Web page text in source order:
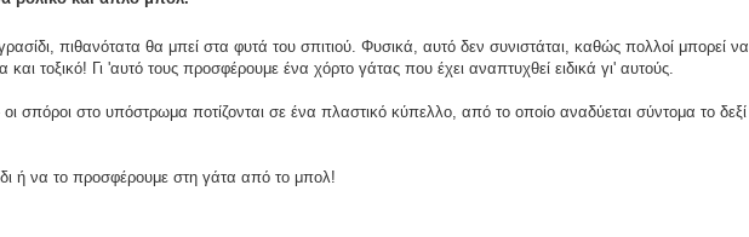
πιθανότατα θα μπεί στα φυτά του σπιτιού. Φυσικά, αυτό δεν συνιστάται, καθώς πολλοί μπορεί να
και τοξικό! Γι 'αυτό τους προσφέρουμε ένα χόρτο γάτας που έχει αναπτυχθεί ειδικά γι' αυτούς.
σπόροι στο υπόστρωμα ποτίζονται σε ένα πλαστικό κύπελλο, από το οποίο αναδύεται σύντομα το δεξί
ή να το προσφέρουμε στη γάτα από το μπολ!